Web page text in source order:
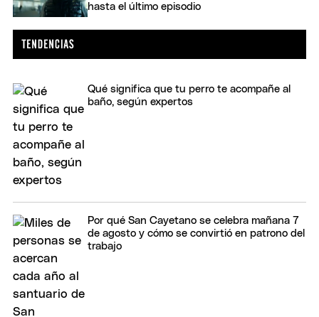
hasta el último episodio
Qué significa que tu perro te acompañe al
baño, según expertos
Por qué San Cayetano se celebra mañana 7
de agosto y cómo se convirtió en patrono del
trabajo